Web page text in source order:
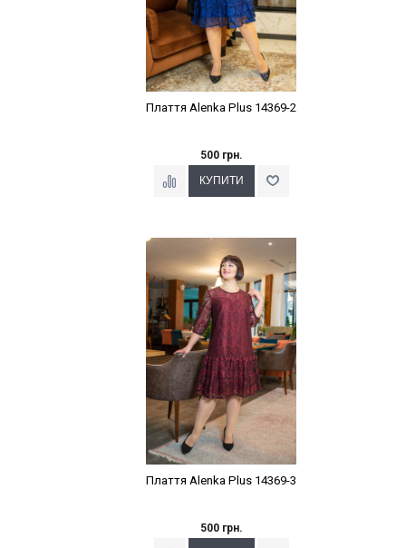
Плаття Alenka Plus 14369-2
500 грн.
Наклейки Варіант з %
Плаття Alenka Plus 14369-3
500 грн.